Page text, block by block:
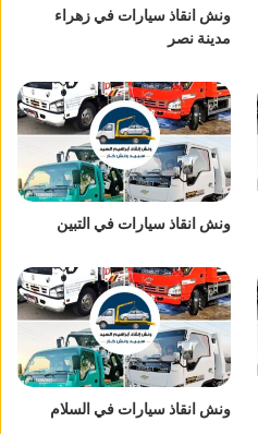
ونش انقاذ سيارات في زهراء
مدينة نصر
ونش انقاذ سيارات في التبين
ونش انقاذ سيارات في السلام